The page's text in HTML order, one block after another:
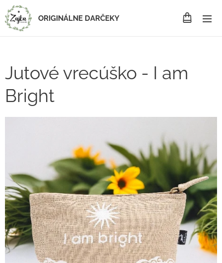
ORIGINÁLNE DARČEKY
Jutové vrecúško - I am
Bright